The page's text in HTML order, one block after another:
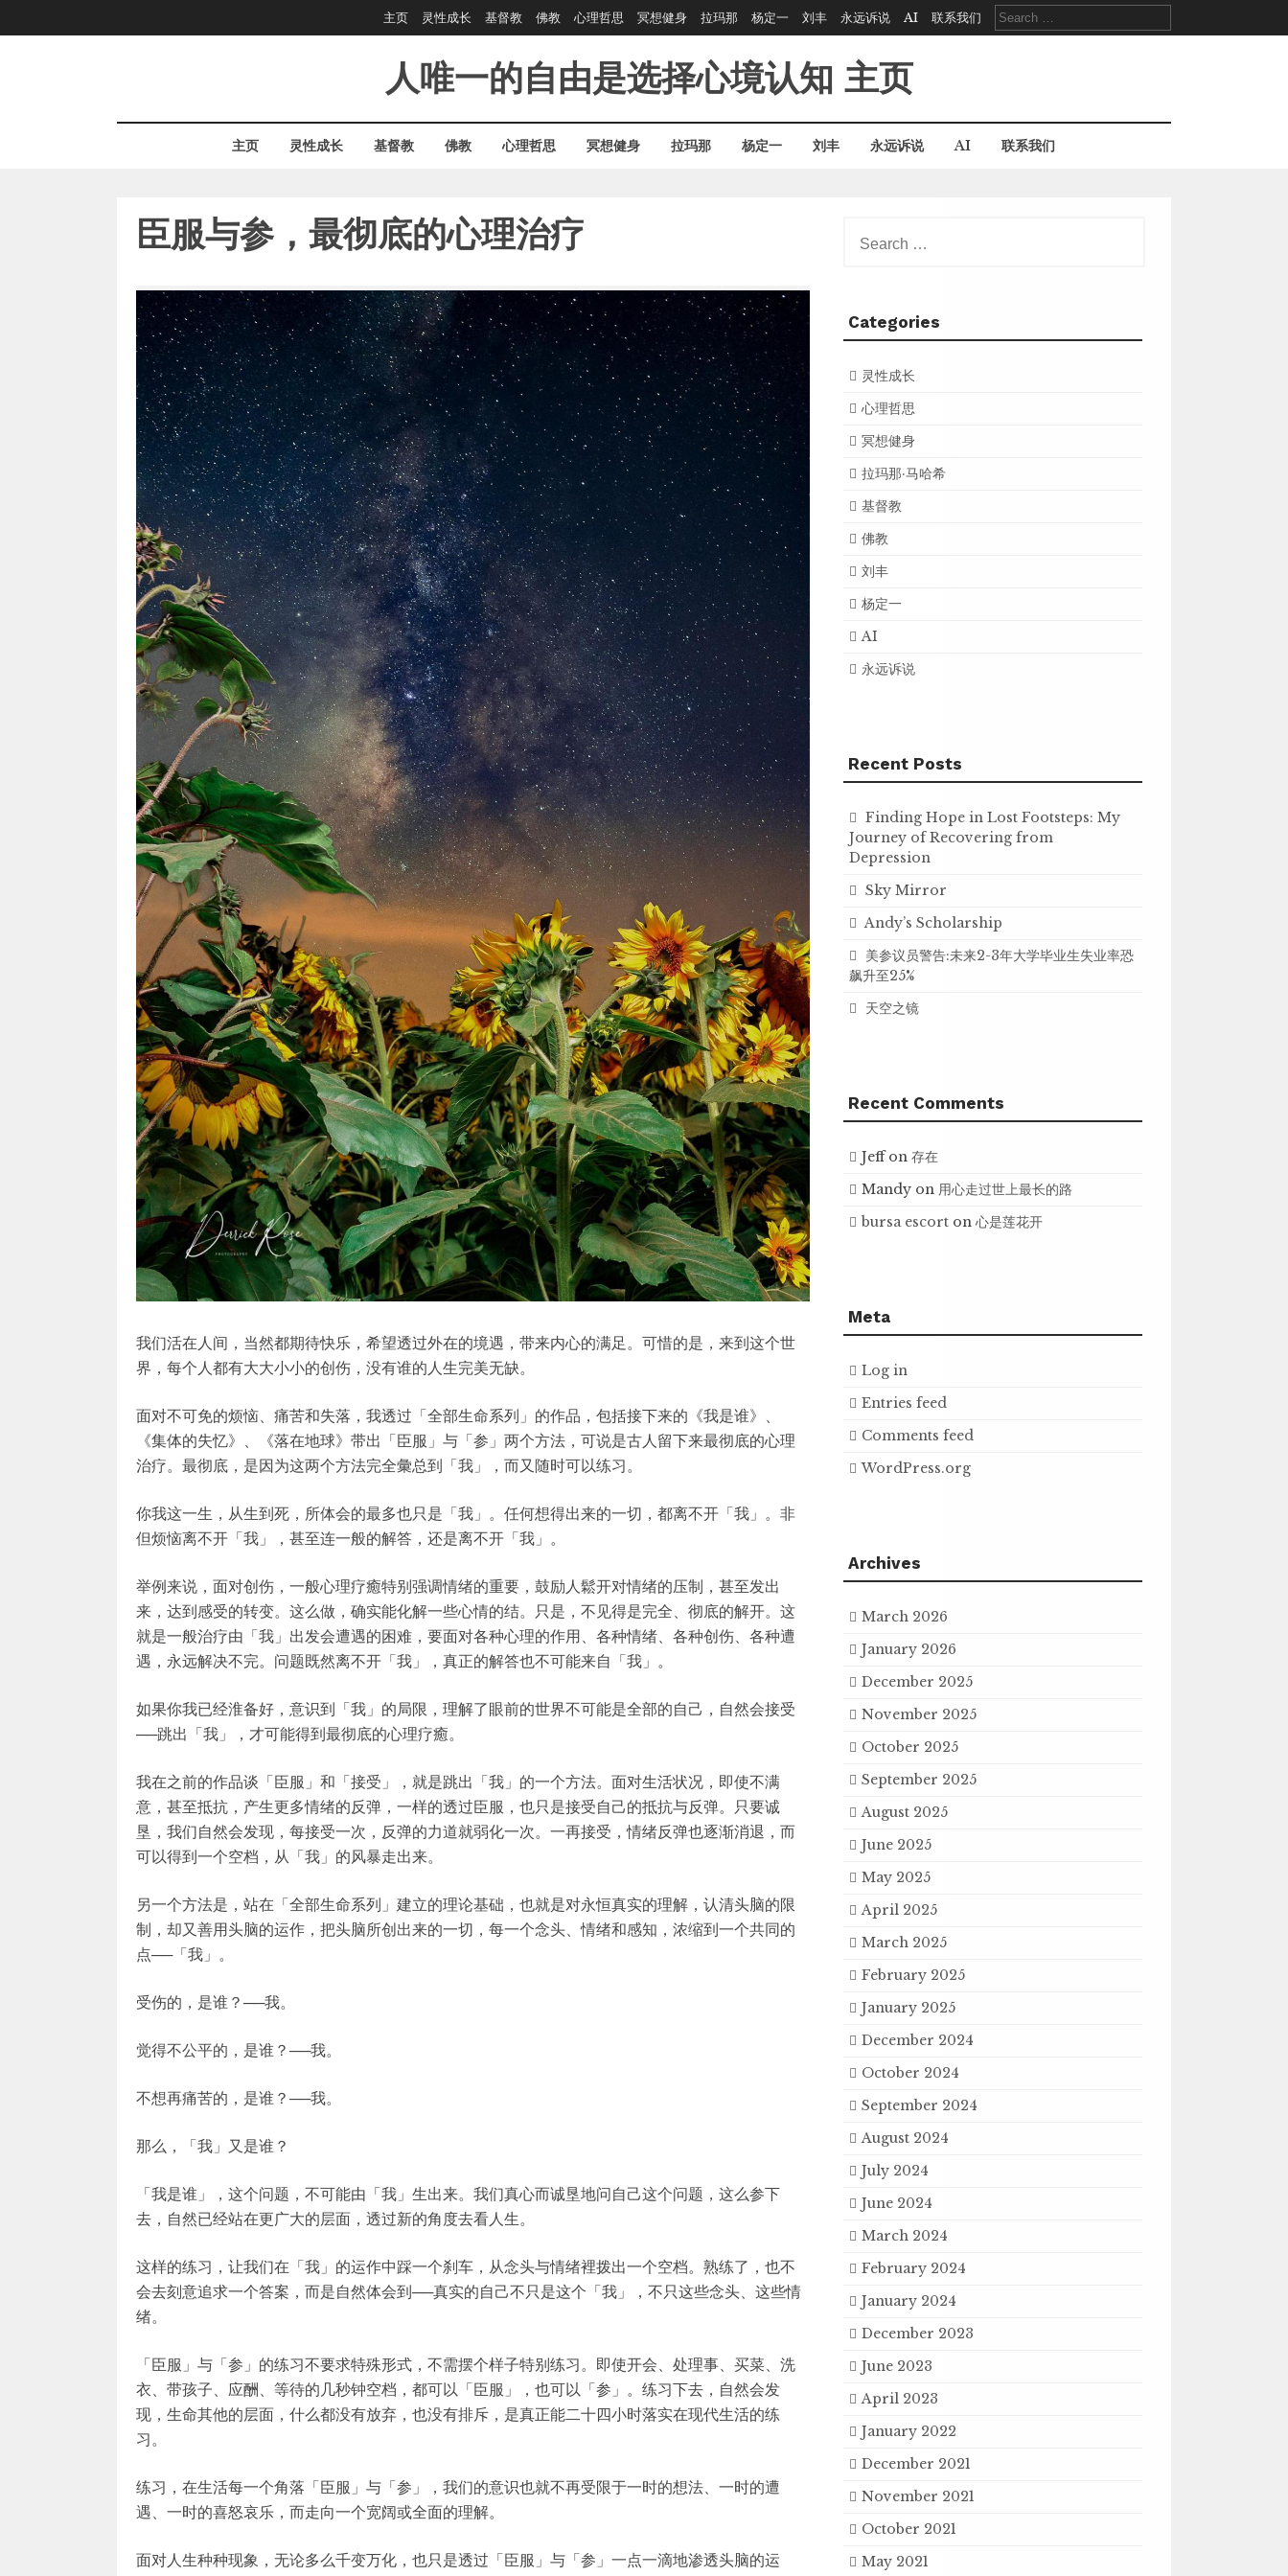
to
主页 灵性成长 基督教 佛教 心理哲思 冥想健身 拉玛那 杨定一 刘丰 永远诉说 AI 联系我们
Search
for:
人唯一的自由是选择心境认知 主页
主页 灵性成长 基督教 佛教 心理哲思 冥想健身 拉玛那 杨定一 刘丰 永远诉说 AI 联系我们
臣服与参，最彻底的心理治疗
我们活在人间，当然都期待快乐，希望透过外在的境遇，带来内心的满足。可惜的是，来到这个世
界，每个人都有大大小小的创伤，没有谁的人生完美无缺。
面对不可免的烦恼、痛苦和失落，我透过「全部生命系列」的作品，包括接下来的《我是谁》、
《集体的失忆》、《落在地球》带出「臣服」与「参」两个方法，可说是古人留下来最彻底的心理
治疗。最彻底，是因为这两个方法完全彙总到「我」，而又随时可以练习。
你我这一生，从生到死，所体会的最多也只是「我」。任何想得出来的一切，都离不开「我」。非
但烦恼离不开「我」，甚至连一般的解答，还是离不开「我」。
举例来说，面对创伤，一般心理疗癒特别强调情绪的重要，鼓励人鬆开对情绪的压制，甚至发出
来，达到感受的转变。这么做，确实能化解一些心情的结。只是，不见得是完全、彻底的解开。这
就是一般治疗由「我」出发会遭遇的困难，要面对各种心理的作用、各种情绪、各种创伤、各种遭
遇，永远解决不完。问题既然离不开「我」，真正的解答也不可能来自「我」。
如果你我已经淮备好，意识到「我」的局限，理解了眼前的世界不可能是全部的自己，自然会接受
──跳出「我」，才可能得到最彻底的心理疗癒。
我在之前的作品谈「臣服」和「接受」，就是跳出「我」的一个方法。面对生活状况，即使不满
意，甚至抵抗，产生更多情绪的反弹，一样的透过臣服，也只是接受自己的抵抗与反弹。只要诚
垦，我们自然会发现，每接受一次，反弹的力道就弱化一次。一再接受，情绪反弹也逐渐消退，而
可以得到一个空档，从「我」的风暴走出来。
另一个方法是，站在「全部生命系列」建立的理论基础，也就是对永恒真实的理解，认清头脑的限
制，却又善用头脑的运作，把头脑所创出来的一切，每一个念头、情绪和感知，浓缩到一个共同的
点──「我」。
受伤的，是谁？──我。
觉得不公平的，是谁？──我。
不想再痛苦的，是谁？──我。
那么，「我」又是谁？
「我是谁」，这个问题，不可能由「我」生出来。我们真心而诚垦地问自己这个问题，这么参下
去，自然已经站在更广大的层面，透过新的角度去看人生。
这样的练习，让我们在「我」的运作中踩一个刹车，从念头与情绪裡拨出一个空档。熟练了，也不
会去刻意追求一个答案，而是自然体会到──真实的自己不只是这个「我」，不只这些念头、这些情
绪。
「臣服」与「参」的练习不要求特殊形式，不需摆个样子特别练习。即使开会、处理事、买菜、洗
衣、带孩子、应酬、等待的几秒钟空档，都可以「臣服」，也可以「参」。练习下去，自然会发
现，生命其他的层面，什么都没有放弃，也没有排斥，是真正能二十四小时落实在现代生活的练
习。
练习，在生活每一个角落「臣服」与「参」，我们的意识也就不再受限于一时的想法、一时的遭
遇、一时的喜怒哀乐，而走向一个宽阔或全面的理解。
面对人生种种现象，无论多么千变万化，也只是透过「臣服」与「参」一点一滴地渗透头脑的运
for:
Categories
灵性成长
心理哲思
冥想健身
拉玛那·马哈希
基督教
佛教
刘丰
杨定一
AI
永远诉说
Recent Posts
Finding Hope in Lost Footsteps: My
Journey of Recovering from
Depression
Sky Mirror
Andy’s Scholarship
美参议员警告:未来2-3年大学毕业生失业率恐
飙升至25%
天空之镜
Recent Comments
Jeffon存在
Mandy on 用心走过世上最长的路
bursa escort on心是莲花开
Meta
Log in
Entries feed
Comments feed
WordPress.org
Archives
March 2026
January 2026
December 2025
November 2025
October 2025
September 2025
August 2025
June 2025
May 2025
April 2025
March 2025
February 2025
January 2025
December 2024
October 2024
September 2024
August 2024
July 2024
June 2024
March 2024
February 2024
January 2024
December 2023
June 2023
April 2023
January 2022
December 2021
November 2021
October 2021
May 2021